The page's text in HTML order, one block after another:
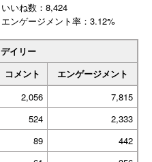
いいね数：8,424
エンゲージメント率：3.12%
デイリー
コメント
エンゲージメント
2,056
7,815
524
2,333
89
442